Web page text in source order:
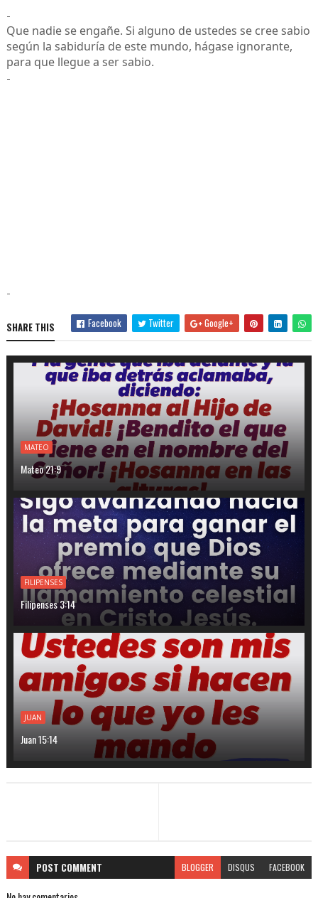
-
Que nadie se engañe. Si alguno de ustedes se cree sabio
según la sabiduría de este mundo, hágase ignorante,
para que llegue a ser sabio.
-
-
SHARE THIS Facebook Twitter Google+
MATEO
Mateo 21:9
FILIPENSES
Filipenses 3:14
JUAN
Juan 15:14
POST COMMENT BLOGGER DISQUS FACEBOOK